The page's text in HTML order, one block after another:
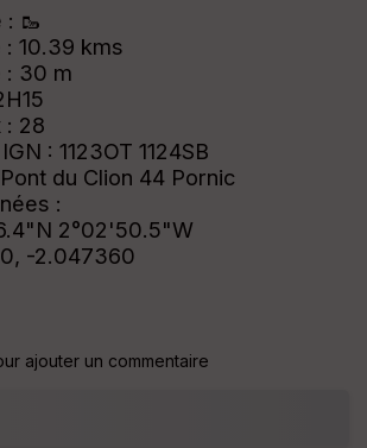
: 🥾
: 10.39 kms
: 30 m
: 28
: 1123OT 1124SB
du Clion 44 Pornic
:
2°02'50.5"W
-2.047360
ajouter un commentaire